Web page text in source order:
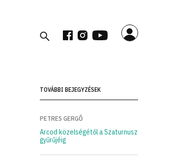
TOVÁBBI BEJEGYZÉSEK
PETRES GERGŐ
Arcod közelségétől a Szaturnusz
gyűrűjéig